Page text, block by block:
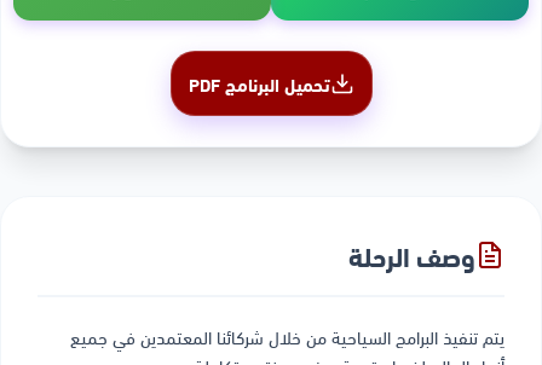
تحميل البرنامج PDF
وصف الرحلة
يتم تنفيذ البرامج السياحية من خلال شركائنا المعتمدين في جميع